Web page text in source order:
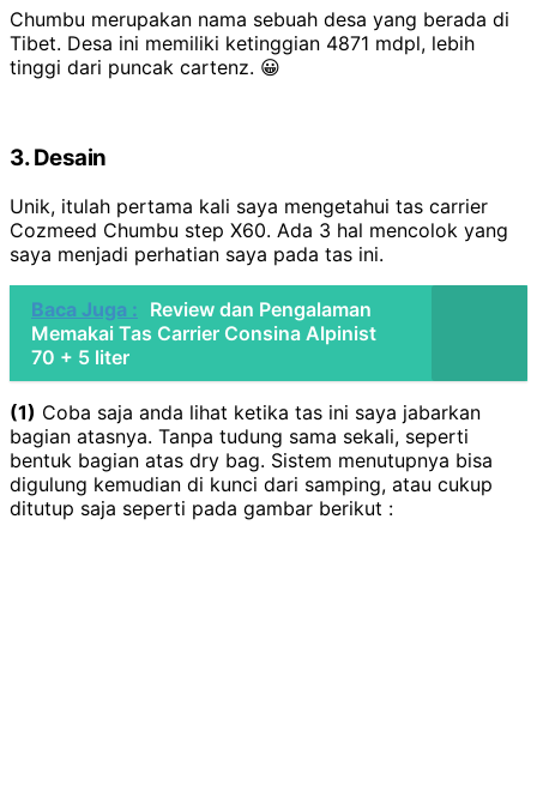
Chumbu merupakan nama sebuah desa yang berada di
Tibet. Desa ini memiliki ketinggian 4871 mdpl, lebih
tinggi dari puncak cartenz. 😀
3. Desain
Unik, itulah pertama kali saya mengetahui tas carrier
Cozmeed Chumbu step X60. Ada 3 hal mencolok yang
saya menjadi perhatian saya pada tas ini.
Baca Juga : Review dan Pengalaman
Memakai Tas Carrier Consina Alpinist
70 + 5 liter
(1) Coba saja anda lihat ketika tas ini saya jabarkan
bagian atasnya. Tanpa tudung sama sekali, seperti
bentuk bagian atas dry bag. Sistem menutupnya bisa
digulung kemudian di kunci dari samping, atau cukup
ditutup saja seperti pada gambar berikut :